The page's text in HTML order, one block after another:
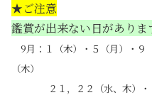
★ご注意
鑑賞が出来ない日がありま
9月：１（木）・５（月）・９
（木）
２１，２２（水、木）